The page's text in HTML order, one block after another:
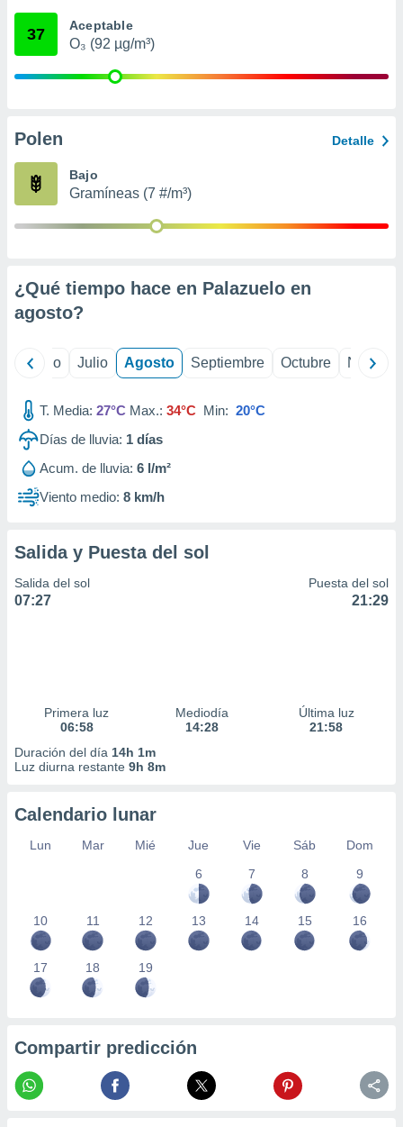
mediante
publicidad
de
37 Aceptable
O₃ (92 µg/m³)
Polen Detalle
Bajo
Gramíneas (7 #/m³)
¿Qué tiempo hace en Palazuelo en
agosto?
Junio Julio Agosto Septiembre Octubre
T. Media: 27°C Max.: 34°C Min: 20°C
Días de lluvia: 1 días
Acum. de lluvia: 6 l/m²
Viento medio: 8 km/h
Salida y Puesta del sol
Salida del sol
07:27
Puesta del sol
21:29
Primera luz
06:58
Mediodía
14:28
Última luz
21:58
Duración del día 14h 1m
Luz diurna restante 9h 8m
Calendario lunar
Lun Mar Mié Jue Vie Sáb
Dom
6
7 8 9
10 11 12 13 14 15 16
17 18 19
Compartir predicción